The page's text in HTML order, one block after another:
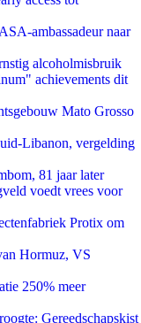
ambassadeur naar
alcoholmisbruik
achievements dit
Mato Grosso
Libanon, vergelding
81 jaar later
voedt vrees voor
Protix om
Hormuz, VS
250% meer
Gereedschapskist